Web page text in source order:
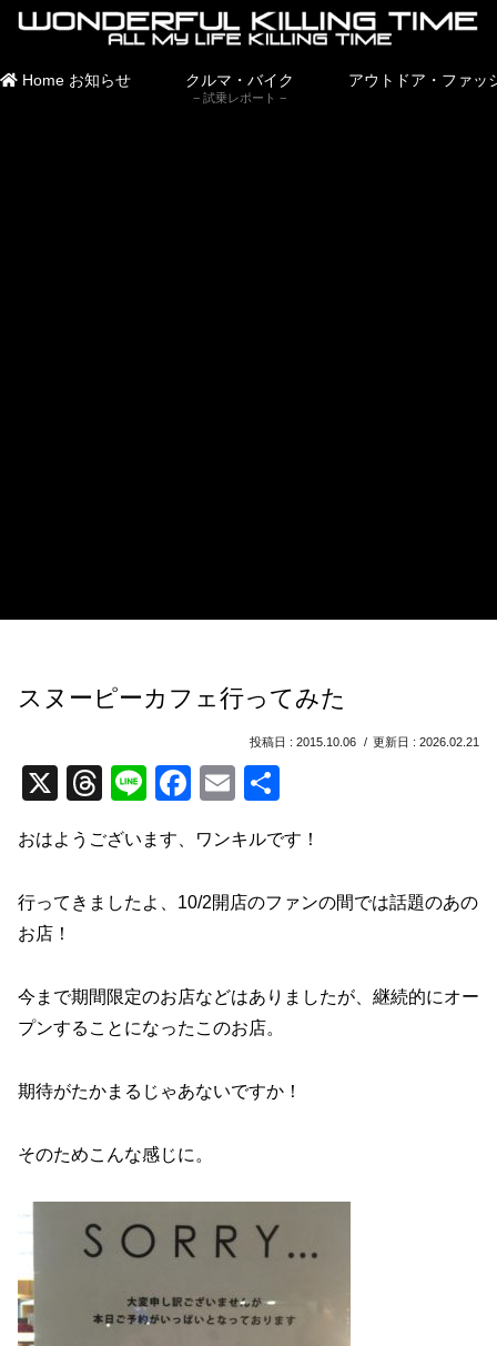
Home お知らせ クルマ・バイク
試乗レポート
アウトドア・ファッ
スヌーピーカフェ行ってみた
2015.10.06 2026.02.21
X
T
e
a
d
Li
e
F
c
e
o
k
E
ail
おはようございます、ワンキルです！
行ってきましたよ、10/2開店のファンの間では話題のあの
お店！
今まで期間限定のお店などはありましたが、継続的にオー
プンすることになったこのお店。
期待がたかまるじゃあないですか！
そのためこんな感じに。